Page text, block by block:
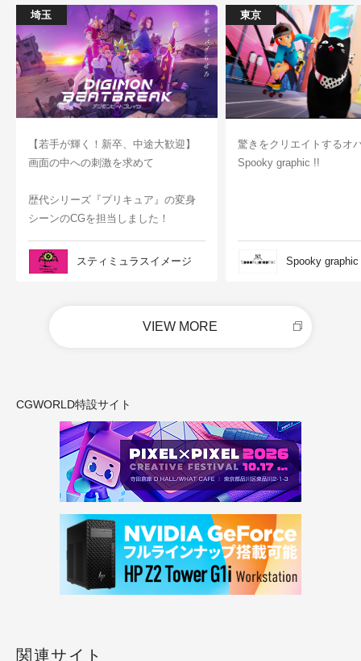
埼玉
【若手が輝く！新卒、中途大歓迎】
画面の中への刺激を求めて
歴代シリーズ『プリキュア』の変身
シーンのCGを担当しました！
スティミュラスイメージ
東京
驚きをクリエイトするオ
Spooky graphic !!
Spooky graphic
VIEW MORE
CGWORLD特設サイト
関連サイト